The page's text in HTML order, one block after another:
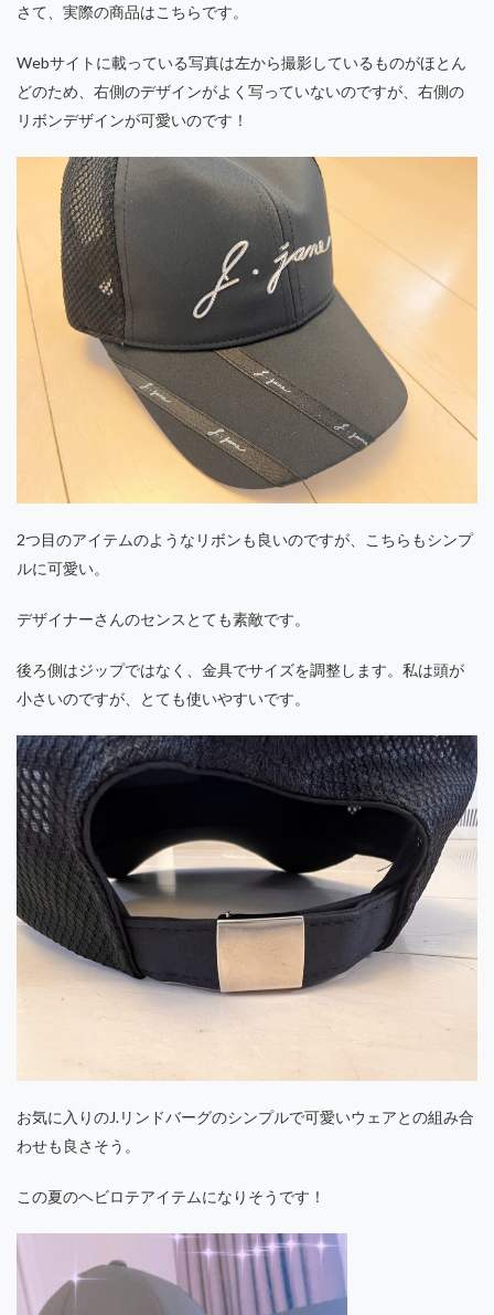
さて、実際の商品はこちらです。
Webサイトに載っている写真は左から撮影しているものがほとん
どのため、右側のデザインがよく写っていないのですが、右側の
リボンデザインが可愛いのです！
2つ目のアイテムのようなリボンも良いのですが、こちらもシンプ
ルに可愛い。
デザイナーさんのセンスとても素敵です。
後ろ側はジップではなく、金具でサイズを調整します。私は頭が
小さいのですが、とても使いやすいです。
お気に入りのJ.リンドバーグのシンプルで可愛いウェアとの組み合
わせも良さそう。
この夏のヘビロテアイテムになりそうです！